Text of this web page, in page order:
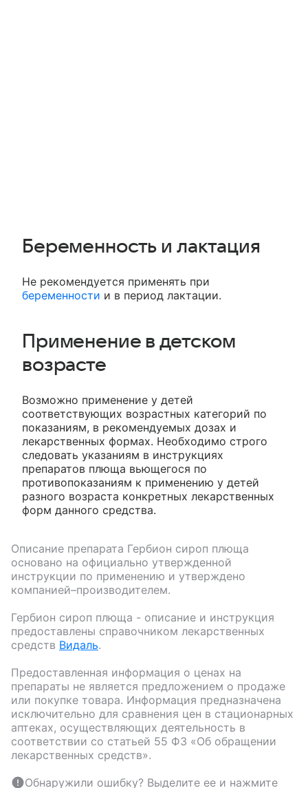
Беременность и лактация
Не рекомендуется применять при
беременности и в период лактации.
Применение в детском
возрасте
Возможно применение у детей
соответствующих возрастных категорий по
показаниям, в рекомендуемых дозах и
лекарственных формах. Необходимо строго
следовать указаниям в инструкциях
препаратов плюща вьющегося по
противопоказаниям к применению у детей
разного возраста конкретных лекарственных
форм данного средства.
Описание препарата Гербион сироп плюща
основано на официально утвержденной
инструкции по применению и утверждено
компанией–производителем.
Гербион сироп плюща - описание и инструкция
предоставлены справочником лекарственных
средств Видаль.
Предоставленная информация о ценах на
препараты не является предложением о продаже
или покупке товара. Информация предназначена
исключительно для сравнения цен в стационарных
аптеках, осуществляющих деятельность в
соответствии со статьей 55 ФЗ «Об обращении
лекарственных средств».
Обнаружили ошибку? Выделите ее и нажмите